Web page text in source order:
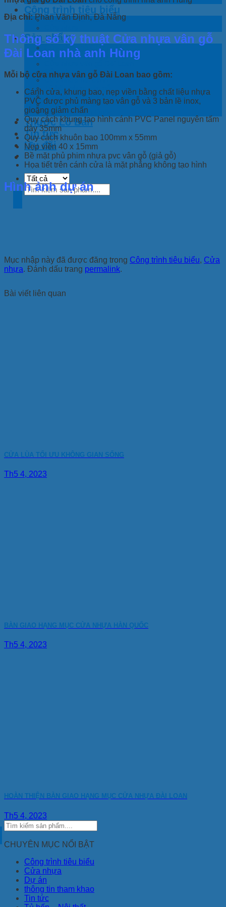
Công trình tiêu biểu
Tủ bếp – Nội thất
Sản phẩm
Cửa nhựa gỗ Composite
Cửa nhựa ABS Hàn Quốc
Cửa nhựa trượt
Cửa nhựa hai cánh
Tủ bếp nhựa vân gỗ
Tủ cầu thang + Vách ngăn
Tấm ốp trang trí
Sàn nhựa Hàn Quốc
Thước Lỗ Ban
Tin tức
Ưu đãi
Tìm
kiếm:
Địa chỉ:Phan Văn Định, Đà Nẵng
Thông số kỹ thuật Cửa nhựa vân gỗ
Đài Loan nhà anh Hùng
Mỗi bộ cửa nhựa vân gỗ Đài Loan bao gồm:
Cánh cửa, khung bao, nẹp viền bằng chất liệu nhựa
PVC được phủ màng tạo vân gỗ và 3 bản lề inox,
gioăng giảm chấn
Quy cách khung tạo hình cánh PVC Panel nguyên tấm
dày 35mm
Quy cách khuôn bao 100mm x 55mm
Nẹp viền 40 x 15mm
Bề mặt phủ phim nhựa pvc vân gỗ (giả gỗ)
Họa tiết trên cánh cửa là mặt phẳng không tạo hình
Hình ảnh dự án
Mục nhập này đã được đăng trong Công trình tiêu biểu, Cửa
nhựa. Đánh dấu trang permalink.
Bài viết liên quan
CỬA LÙA TỐI ƯU KHÔNG GIAN SỐNG
Th5 4, 2023
BÀN GIAO HẠNG MỤC CỬA NHỰA HÀN QUỐC
Th5 4, 2023
HOÀN THIỆN BÀN GIAO HẠNG MỤC CỬA NHỰA ĐÀI LOAN
Th5 4, 2023
CHUYÊN MỤC NỔI BẬT
Công trình tiêu biểu
Cửa nhựa
Dự án
thông tin tham khao
Tin tức